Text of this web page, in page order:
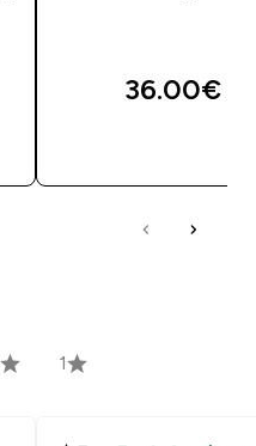
36.00€‎
1